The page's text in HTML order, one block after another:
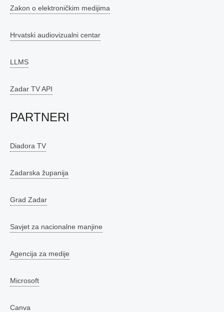
Zakon o elektroničkim medijima
Hrvatski audiovizualni centar
LLMS
Zadar TV API
PARTNERI
Diadora TV
Zadarska županija
Grad Zadar
Savjet za nacionalne manjine
Agencija za medije
Microsoft
Canva